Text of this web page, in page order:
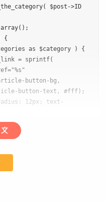
$post->ID
{
as $category ) {
sprintf(
button-bg,
button-text, #fff);
12px; text-
$category_link;